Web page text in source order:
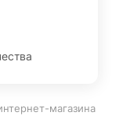
магазина